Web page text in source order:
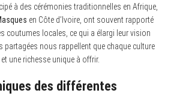
à des cérémonies traditionnelles en Afrique,
en Côte d’Ivoire, ont souvent rapporté
coutumes locales, ce qui a élargi leur vision
partagées nous rappellent que chaque culture
une richesse unique à offrir.
des différentes